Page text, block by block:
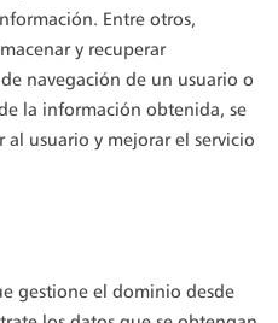
Entre otros,
y recuperar
navegación de un usuario o
la información obtenida, se
usuario y mejorar el servicio
gestione el dominio desde